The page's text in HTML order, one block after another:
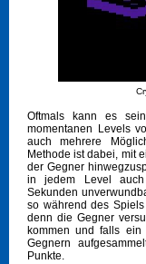
Oftmals kann es
momentanen Levels
auch mehrere
Methode ist dabei, mit
der Gegner
in jedem Level
Sekunden
so während des
denn die Gegner
kommen und falls
Gegnern
Punkte.